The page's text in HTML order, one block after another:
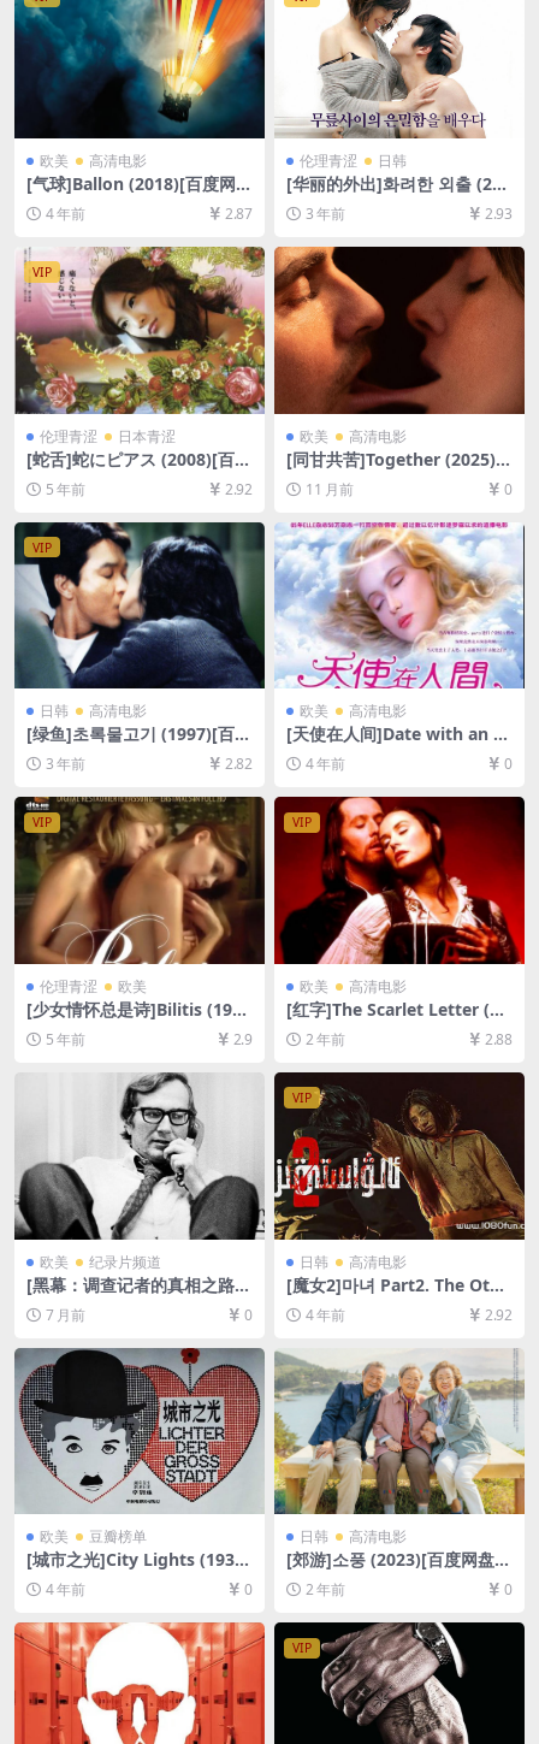
码）】
欧美 高清电影
[气球]Ballon (2018)[百度网盘
+迅雷云盘资源1080P超清未
删减][MP4/8GB][中文字幕]
4 年前 2.87
伦理青涩 日韩
[华丽的外出]화려한 외출 (201
3)[百度网盘+夸克网盘1080P
超清未删减资源][网盘下载][M
P4/2.6GB][中文字幕]【手机/
平板无法在线播放，请使用电
脑下载防和谐压缩包（含解压
密码）】
3 年前 2.93
VIP
伦理青涩 日本青涩
[蛇舌]蛇にピアス (2008)[百度
网盘+迅雷云盘资源1080P超
清未删减][MP4/6.7GB][日语
5 年前 2.92
欧美 高清电影
[同甘共苦]Together (2025)
[百度网盘+夸克网盘1080P超
清未删减资源][网盘在线播放/
11 月前 0
VIP
日韩 高清电影
[绿鱼]초록물고기 (1997)[百度
网盘+夸克网盘1080P超清未
删减资源][网盘在线播放/下
载][MP4/4.2GB][中文字幕]
3 年前 2.82
欧美 高清电影
[天使在人间]Date with an A
ngel (1987)[百度网盘+迅雷云
盘资源1080P超清未删减][MP
4/5.7GB][中文字幕]
4 年前 0
VIP
伦理青涩 欧美
[少女情怀总是诗]Bilitis (197
7)[百度网盘+迅雷云盘资源10
80P超清未删减][MP4/6.0GB]
[原声中字]【视频文件+防和谐
压缩包（含解压密码）】
5 年前 2.9
VIP
欧美 高清电影
[红字]The Scarlet Letter (19
95)[百度网盘+夸克网盘1080P
超清未删减资源][网盘在线播
放/下载][MP4/8.8GB][中文字
幕]
2 年前 2.88
欧美 纪录片频道
[黑幕：调查记者的真相之路]C
over-Up (2025)[百度网盘+夸
克网盘2160P超清未删减资源]
8GB][中文字幕]
7 月前 0
VIP
日韩 高清电影
[魔女2]마녀 Part2. The Othe
r One (2022)[百度网盘+迅雷
云盘资源1080P超清未删减]
4 年前 2.92
欧美 豆瓣榜单
[城市之光]City Lights (1931)
[百度网盘+迅雷云盘资源1080
P超清未删减][MP4/5.4GB][中
文字幕]
4 年前 0
日韩 高清电影
[郊游]소풍 (2023)[百度网盘
+夸克网盘1080P超清未删减
资源][网盘在线播放/下载][MP
4/4GB][中文字幕]
2 年前 0
VIP